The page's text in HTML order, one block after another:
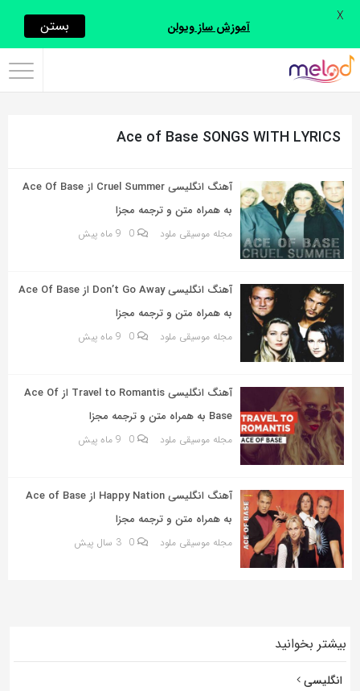
اشتراک
با
از
زیر
می‌توانید
این
صفحه
دوستان
خود
به
اشتراک
بگذارید.
کپی
Ace of Base SONGS WITH LYRICS
آهنگ انگلیسی Cruel Summer از Ace Of Base
به همراه متن و ترجمه مجزا
مجله موسیقی ملود 0 9 ماه پیش
آهنگ انگلیسی Don’t Go Away از Ace Of Base
به همراه متن و ترجمه مجزا
مجله موسیقی ملود 0 9 ماه پیش
آهنگ انگلیسی Travel to Romantis از Ace Of
Base به همراه متن و ترجمه مجزا
مجله موسیقی ملود 0 9 ماه پیش
آهنگ انگلیسی Happy Nation از Ace of Base
به همراه متن و ترجمه مجزا
مجله موسیقی ملود 0 3 سال پیش
بیشتر بخوانید
انگلیسی
آموزش ساز ویولن بستن X